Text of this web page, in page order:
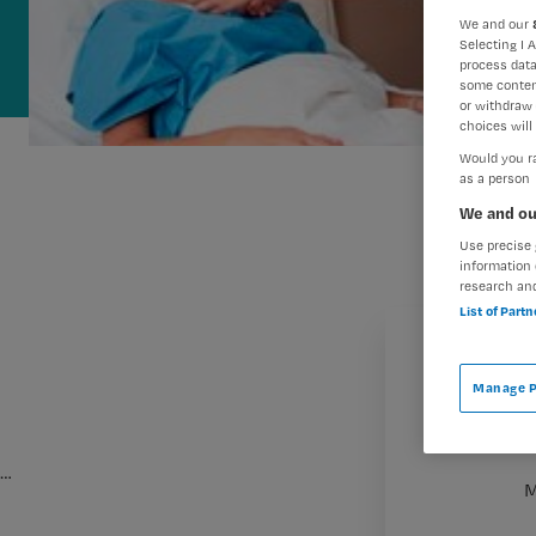
…
We and our
Selecting I
process
some
or withdraw
choices will
Would you
as a person
We and
Use
information
research
List of
Manage